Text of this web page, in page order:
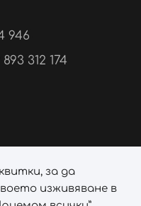
946
312 174
за да
изживяване в